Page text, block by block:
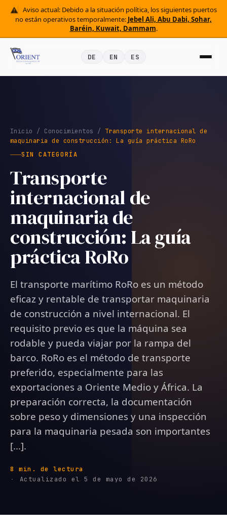
Aviso actual: Debido a la situación política, los siguientes puertos
no están operativos temporalmente: Jebel Ali, Abu Dabi, Sohar,
Baréin, Kuwait, Dammam.
DE EN ES
Inicio / Conocimientos / Transporte internacional de
maquinaria de construcción: La guía práctica RoRo
SIN CATEGORÍA
Transporte
internacional de
maquinaria de
construcción: La guía
práctica RoRo
El transporte marítimo RoRo es un método
eficaz y rentable de transportar maquinaria
de construcción a nivel internacional. El
requisito previo es que la máquina sea
rodable y pueda viajar por la rampa del
barco. RoRo es el método de transporte
preferido, especialmente para las
exportaciones a Oriente Medio y África. La
preparación correcta, la documentación
sobre peso y dimensiones y una inspección
para la maquinaria pesada son importantes
[...].
8 min. de lectura
Actualizado el 5 de mayo de 2026